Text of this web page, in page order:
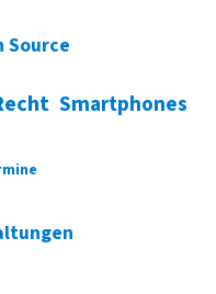
Source
Smartphones